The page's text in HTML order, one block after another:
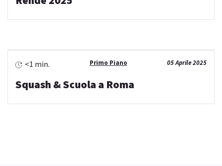
05 Aprile 2025
Primo Piano
<1 min.
Squash & Scuola a Roma